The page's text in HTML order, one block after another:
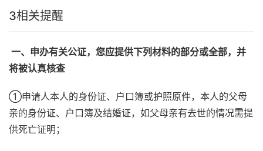
3相关提醒
一、申办有关公证，您应提供下列材料的部分或全部，并
将被认真核查
①申请人本人的身份证、户口簿或护照原件，本人的父母
亲的身份证、户口簿及结婚证，如父母亲有去世的情况需提
供死亡证明；